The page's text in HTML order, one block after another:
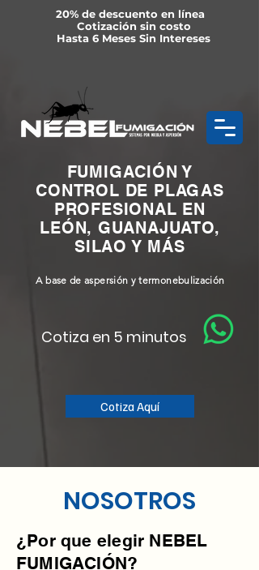
20% de descuento en línea
Cotización sin costo
Hasta 6 Meses Sin Intereses
FUMIGACIÓN Y
CONTROL DE PLAGAS
PROFESIONAL EN
LEÓN, GUANAJUATO,
SILAO Y MÁS
A base de aspersión y termonebulización
Cotiza en 5 minutos
Cotiza Aquí
NOSOTROS
¿Por que elegir NEBEL
FUMIGACIÓN?